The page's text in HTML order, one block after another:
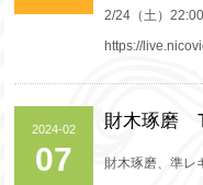
2/24（土）
https://
2024-02
07
財木琢磨
財木琢磨、準レ